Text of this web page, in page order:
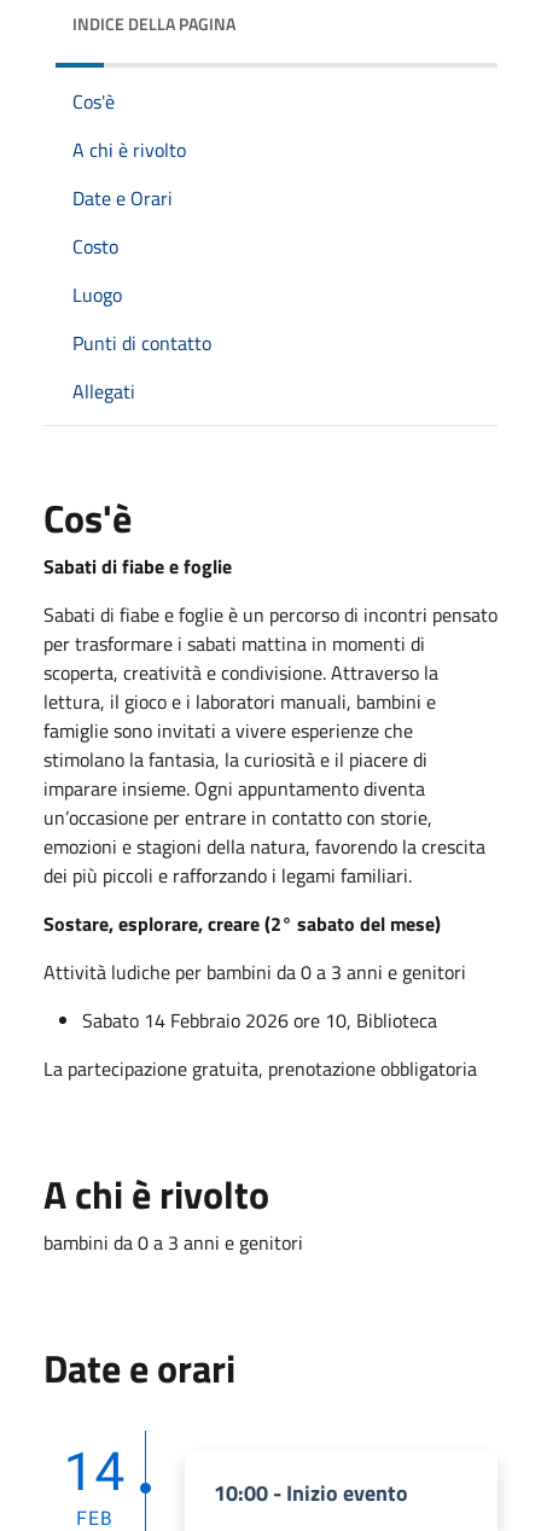
INDICE DELLA PAGINA
Cos'è
A chi è rivolto
Date e Orari
Costo
Luogo
Punti di contatto
Allegati
Cos'è
Sabati di fiabe e foglie
Sabati di fiabe e foglie è un percorso di incontri pensato
per trasformare i sabati mattina in momenti di
scoperta, creatività e condivisione. Attraverso la
lettura, il gioco e i laboratori manuali, bambini e
famiglie sono invitati a vivere esperienze che
stimolano la fantasia, la curiosità e il piacere di
imparare insieme. Ogni appuntamento diventa
un’occasione per entrare in contatto con storie,
emozioni e stagioni della natura, favorendo la crescita
dei più piccoli e rafforzando i legami familiari.
Sostare, esplorare, creare (2° sabato del mese)
Attività ludiche per bambini da 0 a 3 anni e genitori
Sabato 14 Febbraio 2026 ore 10, Biblioteca
La partecipazione gratuita, prenotazione obbligatoria
A chi è rivolto
bambini da 0 a 3 anni e genitori
Date e orari
14
FEB
10:00 - Inizio evento